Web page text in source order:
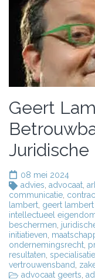
Geert
Juridische
08 mei 2024
advies advocaat
communicatie
lambert geert
intellectueel
beschermen
initiatieven
ondernemingsrecht
resultaten specialisatie
vertrouwensband
advocaat geerts